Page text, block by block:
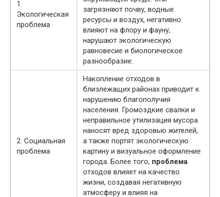
1.
Экологическая
проблема
загрязняют почву, водные
ресурсы и воздух, негативно
влияют на флору и фауну,
нарушают экологическую
равновесие и биологическое
разнообразие.
2. Социальная
проблема
Накопление отходов в
близлежащих районах приводит к
нарушению благополучия
населения. Громоздкие свалки и
неправильное утилизация мусора
наносят вред здоровью жителей,
а также портят экологическую
картину и визуальное оформление
города. Более того, проблема
отходов влияет на качество
жизни, создавая негативную
атмосферу и влияя на